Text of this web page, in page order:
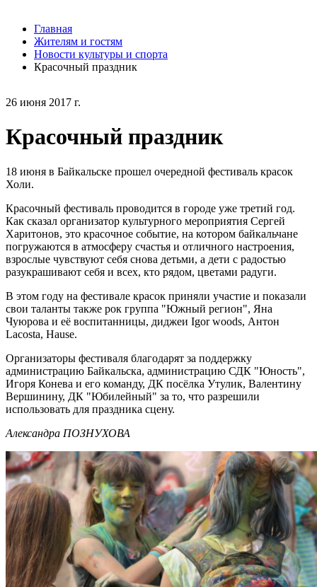
26 июня 2017 г.
Красочный праздник
18 июня в Байкальске прошел очередной фестиваль красок
Холи.
Красочный фестиваль проводится в городе уже третий год.
Как сказал организатор культурного мероприятия Сергей
Харитонов, это красочное событие, на котором байкальчане
погружаются в атмосферу счастья и отличного настроения,
взрослые чувствуют себя снова детьми, а дети с радостью
разукрашивают себя и всех, кто рядом, цветами радуги.
В этом году на фестивале красок приняли участие и показали
свои таланты также рок группа "Южный регион", Яна
Чуюрова и её воспитанницы, диджеи Igor woods, Антон
Lacosta, Hause.
Организаторы фестиваля благодарят за поддержку
администрацию Байкальска, администрацию СДК "Юность",
Игоря Конева и его команду, ДК посёлка Утулик, Валентину
Вершинину, ДК "Юбилейный" за то, что разрешили
использовать для праздника сцену.
Александра ПОЗНУХОВА
Главная
Жителям и гостям
Новости культуры и спорта
Красочный праздник